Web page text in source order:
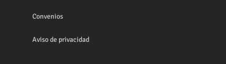
Convenios
Aviso de privacidad